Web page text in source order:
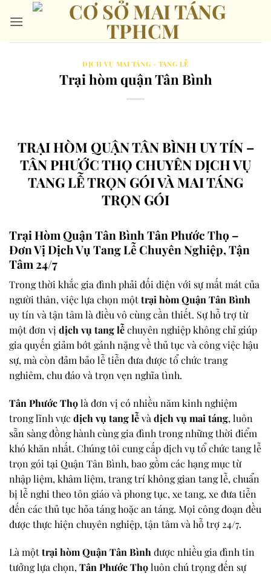
qua
DỊCH VỤ MAI TÁNG - TANG LỄ
Trại hòm quận Tân Bình
TRẠI HÒM QUẬN TÂN BÌNH UY TÍN –
TÂN PHƯỚC THỌ CHUYÊN DỊCH VỤ
TANG LỄ TRỌN GÓI VÀ MAI TÁNG
TRỌN GÓI
Trại Hòm Quận Tân Bình Tân Phước Thọ –
Đơn Vị Dịch Vụ Tang Lễ Chuyên Nghiệp, Tận
Tâm 24/7
Trong thời khắc gia đình phải đối diện với sự mất mát của
người thân, việc lựa chọn mộttrại hòm Quận Tân Bình
uy tín và tận tâm là điều vô cùng cần thiết. Sự hỗ trợ từ
một đơn vịdịch vụ tang lễchuyên nghiệp không chỉ giúp
gia quyến giảm bớt gánh nặng về thủ tục và công việc hậu
sự, mà còn đảm bảo lễ tiễn đưa được tổ chức trang
nghiêm, chu đáo và trọn vẹn nghĩa tình.
Tân Phước Thọlà đơn vị có nhiều năm kinh nghiệm
trong lĩnh vực dịch vụ tang lễvà dịch vụ mai táng, luôn
sẵn sàng đồng hành cùng gia đình trong những thời điểm
khó khăn nhất. Chúng tôi cung cấp dịch vụ tổ chức tang lễ
trọn gói tại Quận Tân Bình, bao gồm các hạng mục từ
nhập liệm, khâm liệm, trang trí không gian tang lễ, chuẩn
bị lễ nghi theo tôn giáo và phong tục, xe tang, xe đưa tiễn
đến các thủ tục hỏa táng hoặc an táng. Mọi công đoạn đều
được thực hiện chuyên nghiệp, tận tâm và hỗ trợ 24/7.
Là mộttrại hòm Quận Tân Bình được nhiều gia đình tin
tưởng lựa chọn, Tân Phước Thọluôn chú trọng đến sự